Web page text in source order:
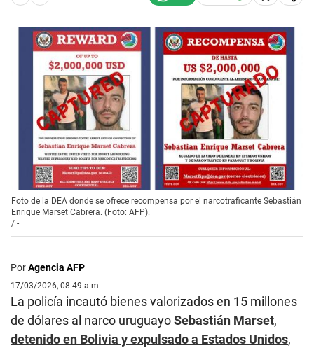
Foto de la DEA donde se ofrece recompensa por el narcotraficante Sebastián
Enrique Marset Cabrera. (Foto: AFP).
/ -
PorAgencia AFP
17/03/2026, 08:49 a.m.
La policía incautó bienes valorizados en 15 millones
de dólares al narco uruguayoSebastián Marset,
detenido en Bolivia y expulsado a Estados Unidos,